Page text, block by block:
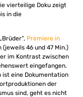
vierteilige Doku zeigt
in die
Premiere in
46 und 47 Min.)
im Kontrast zwischen
eingefangen.
ist eine Dokumentation
der
sind, geht es nicht